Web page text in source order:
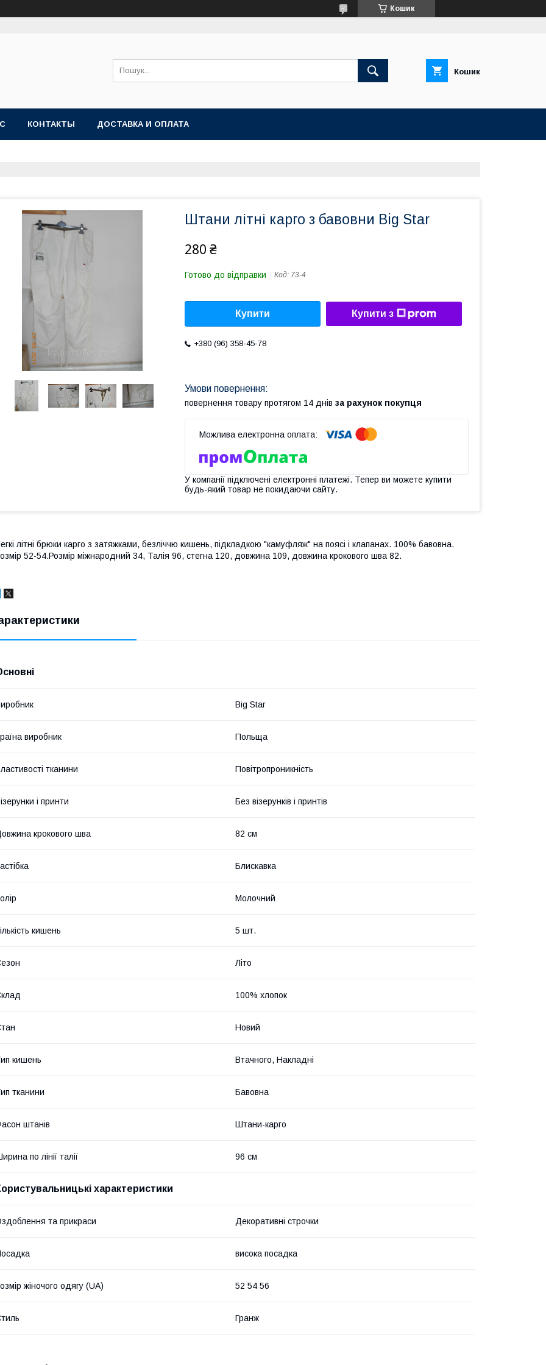
Кошик
Кошик
КОНТАКТЫ ДОСТАВКА И ОПЛАТА
Штани літні карго з бавовни Big Star
280 ₴
Готово до відправки Код: 73-4
Купити Купити з
+380 (96) 358-45-78
повернення товару протягом 14 днів за рахунок покупця
У компанії підключені електронні платежі. Тепер ви можете купити
будь-який товар не покидаючи сайту.
літні брюки карго з затяжками, безліччю кишень, підкладкою "камуфляж" на поясі і клапанах. 100% бавовна.
52-54.Розмір міжнародний 34, Талія 96, стегна 120, довжина 109, довжина крокового шва 82.
Big Star
виробник Польща
тканини Повітропроникність
і принти Без візерунків і принтів
крокового шва 82 см
Блискавка
Молочний
кишень 5 шт.
Літо
100% хлопок
Новий
кишень Втачного, Накладні
тканини Бавовна
штанів Штани-карго
по лінії талії 96 см
характеристики
та прикраси Декоративні строчки
висока посадка
жіночого одягу (UA) 52 54 56
Гранж